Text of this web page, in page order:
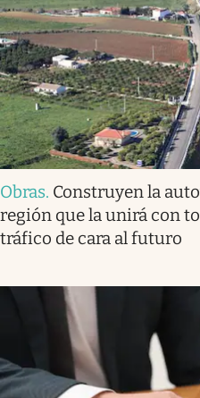
Obras. Construyen la
región que la unirá con
tráfico de cara al futuro